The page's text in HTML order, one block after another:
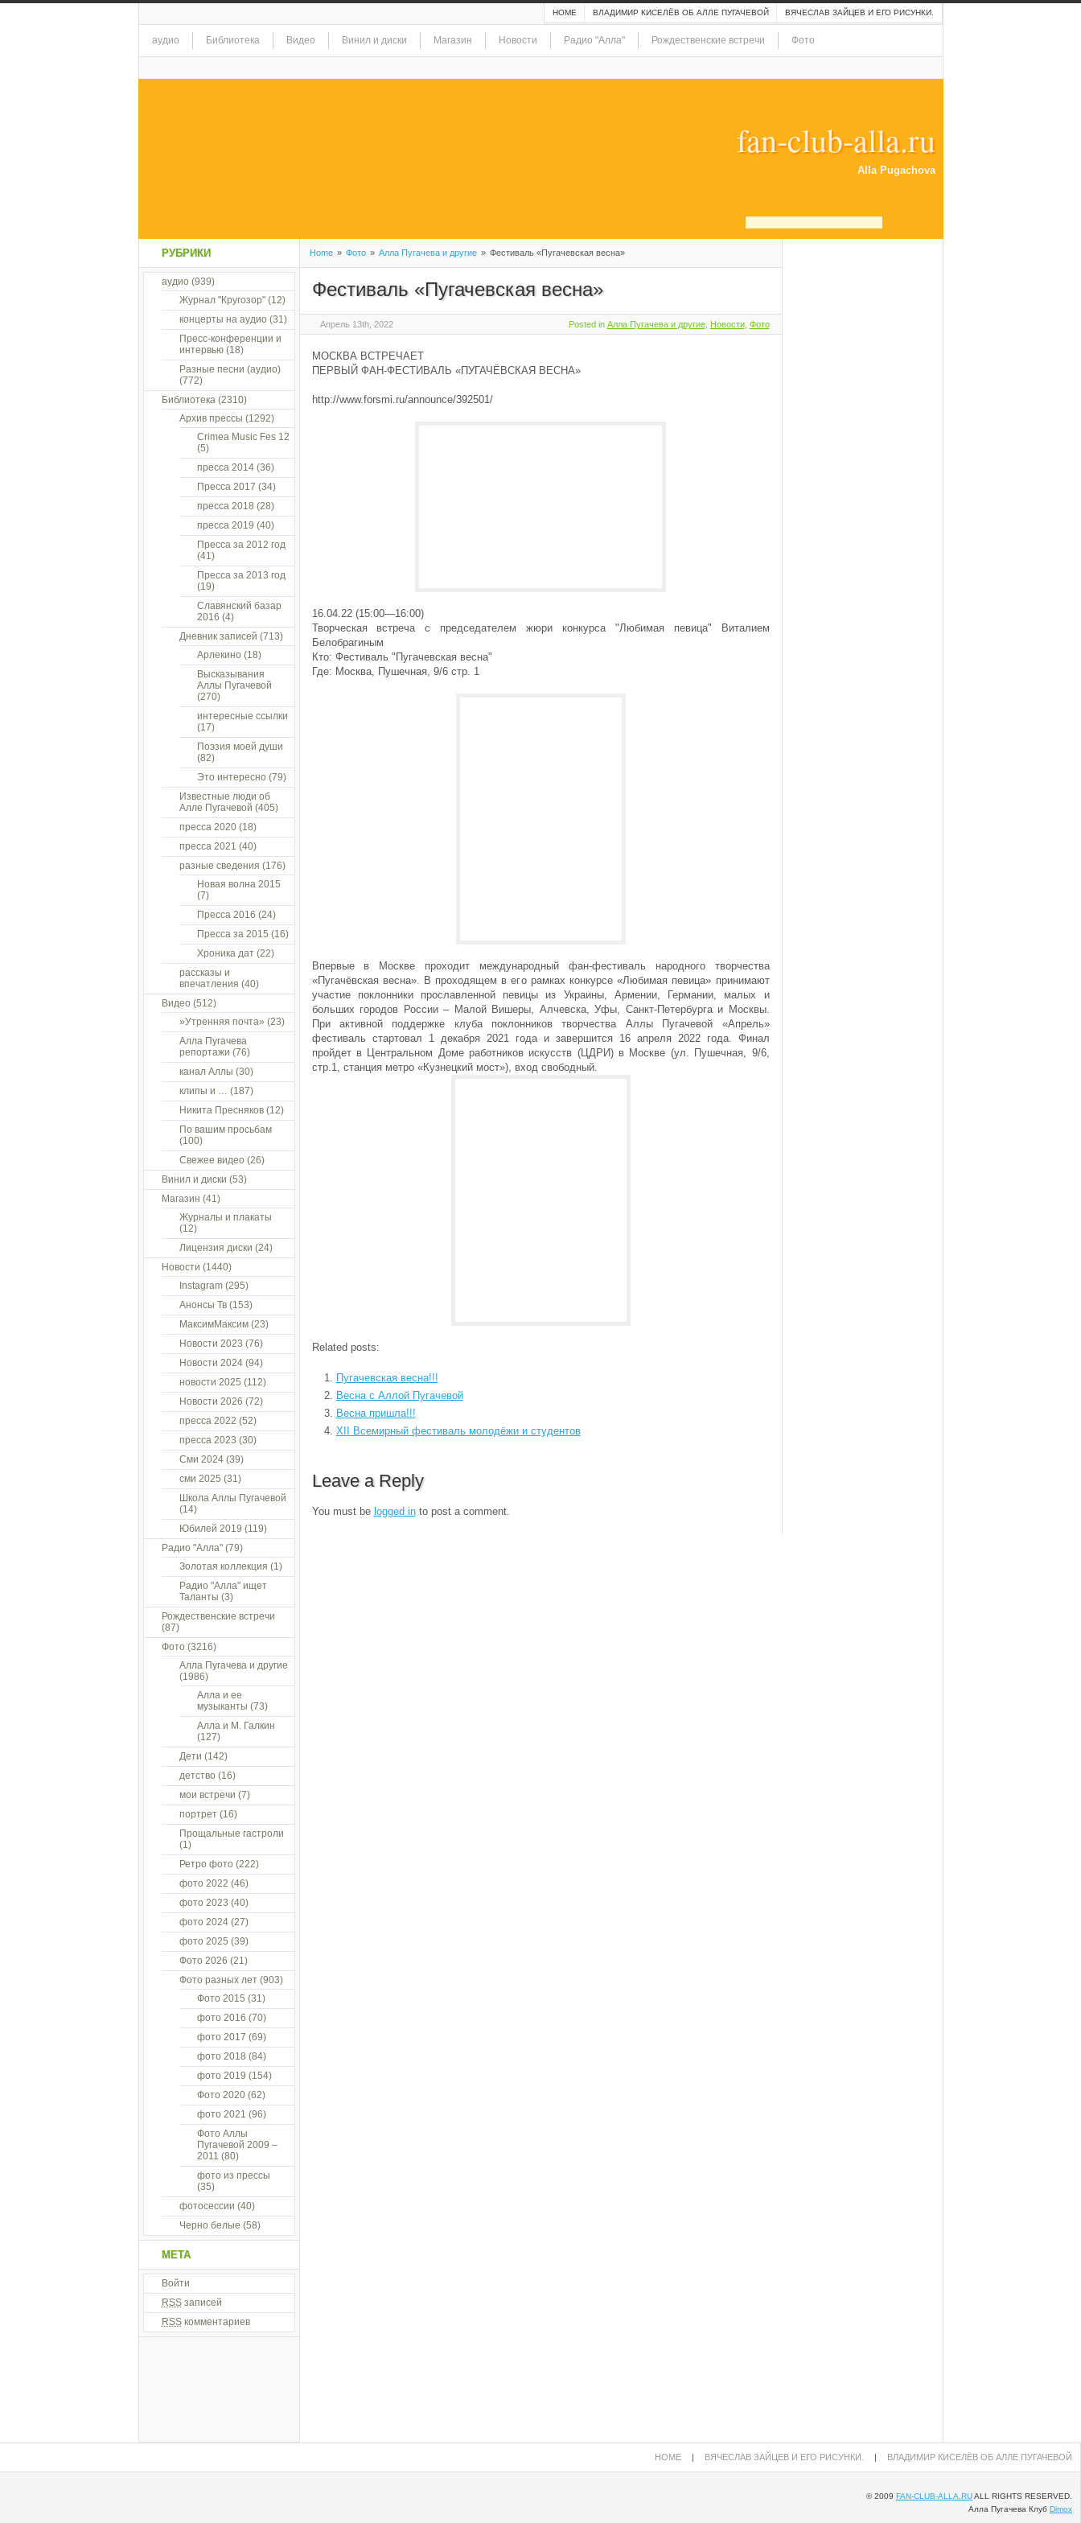
fan-club-alla.ru
Alla Pugachova
HOME ВЛАДИМИР КИСЕЛЁВ ОБ АЛЛЕ ПУГАЧЕВОЙ ВЯЧЕСЛАВ ЗАЙЦЕВ И ЕГО РИСУНКИ.
аудио Библиотека Видео Винил и диски Магазин Новости Радио "Алла" Рождественские встречи Фото
Home » Фото » Алла Пугачева и другие » Фестиваль «Пугачевская весна»
Фестиваль «Пугачевская весна»
Апрель 13th, 2022 Posted in Алла Пугачева и другие, Новости, Фото
МОСКВА ВСТРЕЧАЕТ
ПЕРВЫЙ ФАН-ФЕСТИВАЛЬ «ПУГАЧЁВСКАЯ ВЕСНА»
http://www.forsmi.ru/announce/392501/
16.04.22 (15:00—16:00)
Творческая встреча с председателем жюри конкурса "Любимая певица" Виталием
Белобрагиным
Кто: Фестиваль "Пугачевская весна"
Где: Москва, Пушечная, 9/6 стр. 1
Впервые в Москве проходит международный фан-фестиваль народного творчества
«Пугачёвская весна». В проходящем в его рамках конкурсе «Любимая певица» принимают
участие поклонники прославленной певицы из Украины, Армении, Германии, малых и
больших городов России – Малой Вишеры, Алчевска, Уфы, Санкт-Петербурга и Москвы.
При активной поддержке клуба поклонников творчества Аллы Пугачевой «Апрель»
фестиваль стартовал 1 декабря 2021 года и завершится 16 апреля 2022 года. Финал
пройдет в Центральном Доме работников искусств (ЦДРИ) в Москве (ул. Пушечная, 9/6,
стр.1, станция метро «Кузнецкий мост»), вход свободный.
Related posts:
Пугачевская весна!!!
Весна с Аллой Пугачевой
Весна пришла!!!
XII Всемирный фестиваль молодёжи и студентов
Leave a Reply
You must be logged into post a comment.
РУБРИКИ
аудио (939)
Журнал "Кругозор"(12)
концерты на аудио (31)
Пресс-конференции и
интервью(18)
Разные песни (аудио)
(772)
Библиотека(2310)
Архив прессы (1292)
Crimea Music Fes 12
(5)
пресса 2014(36)
Пресса 2017 (34)
пресса 2018 (28)
пресса 2019 (40)
Пресса за 2012 год
(41)
Пресса за 2013 год
(19)
Славянский базар
2016 (4)
Дневник записей (713)
Арлекино (18)
Высказывания
Аллы Пугачевой
(270)
интересные ссылки
(17)
Поэзия моей души
(82)
Это интересно (79)
Известные люди об
Алле Пугачевой (405)
пресса 2020(18)
пресса 2021 (40)
разные сведения (176)
Новая волна 2015
(7)
Пресса 2016 (24)
Пресса за 2015 (16)
Хроника дат(22)
рассказы и
впечатления (40)
Видео (512)
»Утренняя почта» (23)
Алла Пугачева
репортажи (76)
канал Аллы (30)
клипы и … (187)
Никита Пресняков(12)
По вашим просьбам
(100)
Свежее видео (26)
Винил и диски (53)
Магазин (41)
Журналы и плакаты
(12)
Лицензия диски (24)
Новости (1440)
Instagram(295)
Анонсы Тв(153)
МаксимМаксим(23)
Новости 2023 (76)
Новости 2024(94)
новости 2025 (112)
Новости 2026 (72)
пресса 2022 (52)
пресса 2023 (30)
Сми 2024(39)
сми 2025 (31)
Школа Аллы Пугачевой
(14)
Юбилей 2019 (119)
Радио "Алла"(79)
Золотая коллекция (1)
Радио "Алла" ищет
Таланты (3)
Рождественские встречи
(87)
Фото (3216)
Алла Пугачева и другие
(1986)
Алла и ее
музыканты (73)
Алла и М. Галкин
(127)
Дети (142)
детство (16)
мои встречи (7)
портрет(16)
Прощальные гастроли
(1)
Ретро фото (222)
фото 2022 (46)
фото 2023 (40)
фото 2024(27)
фото 2025 (39)
Фото 2026 (21)
Фото разных лет(903)
Фото 2015 (31)
фото 2016 (70)
фото 2017 (69)
фото 2018 (84)
фото 2019 (154)
Фото 2020(62)
фото 2021 (96)
Фото Аллы
Пугачевой 2009 –
2011 (80)
фото из прессы
(35)
фотосессии (40)
Черно белые (58)
МЕТА
Войти
RSSзаписей
RSSкомментариев
HOME | ВЯЧЕСЛАВ ЗАЙЦЕВ И ЕГО РИСУНКИ. | ВЛАДИМИР КИСЕЛЁВ ОБ АЛЛЕ ПУГАЧЕВОЙ
© 2009 FAN-CLUB-ALLA.RUALL RIGHTS RESERVED.
Алла Пугачева Клуб Dimox